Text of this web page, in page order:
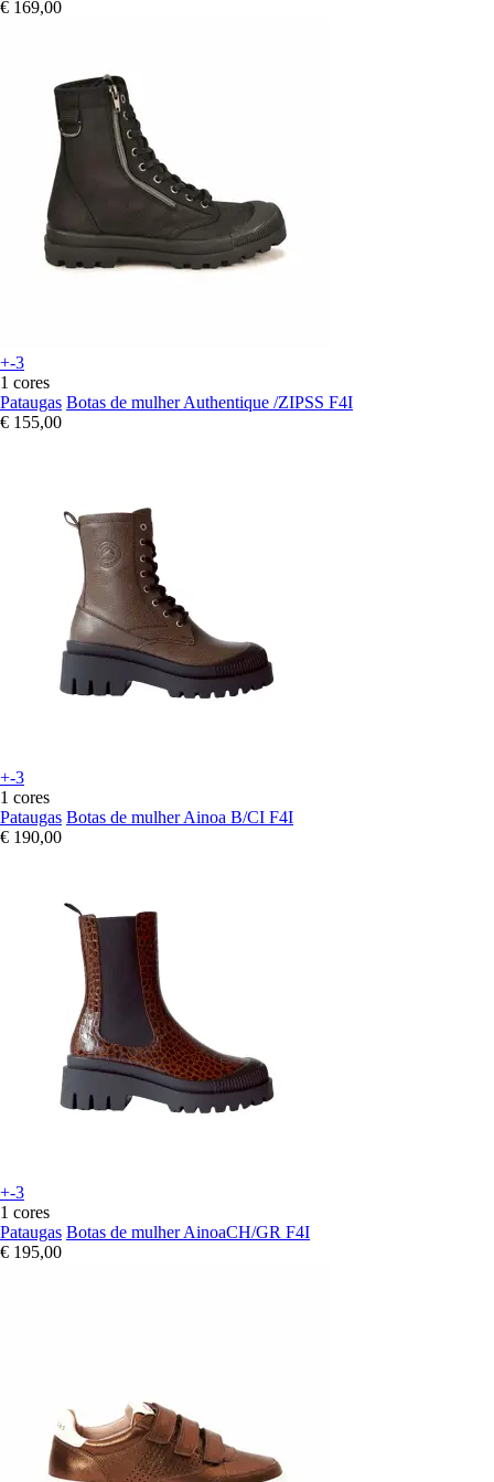
€ 169,00
+-3
1 cores
Pataugas Botas de mulher Authentique /ZIPSS F4I
€ 155,00
+-3
1 cores
Pataugas Botas de mulher Ainoa B/CI F4I
€ 190,00
+-3
1 cores
Pataugas Botas de mulher AinoaCH/GR F4I
€ 195,00